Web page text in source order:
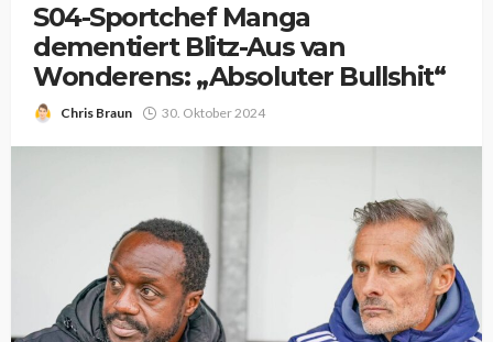
S04-Sportchef Manga
dementiert Blitz-Aus van
Wonderens: „Absoluter Bullshit“
Chris Braun 30. Oktober 2024